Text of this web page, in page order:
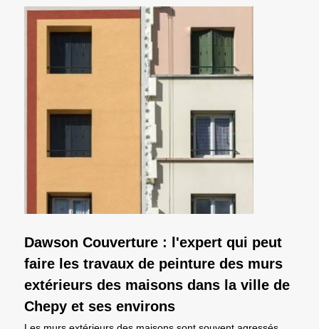
Dawson Couverture : l'expert qui peut
faire les travaux de peinture des murs
extérieurs des maisons dans la ville de
Chepy et ses environs